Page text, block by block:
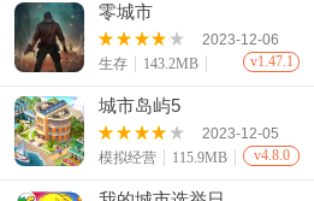
零城市
2023-12-06
生存
143.2MB v1.47.1
城市岛屿5
2023-12-05
模拟经营
115.9MB v4.8.0